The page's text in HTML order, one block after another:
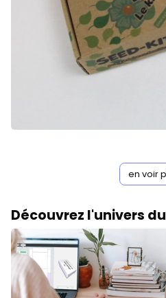
en voir
Découvrez l'univers